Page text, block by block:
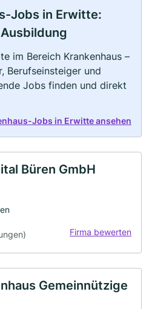
Jobs in Erwitte:
im Bereich Krankenhaus –
Berufseinsteiger und
Jobs finden und direkt
Jobs in Erwitte ansehen
Büren GmbH
Firma bewerten
Gemeinnützige